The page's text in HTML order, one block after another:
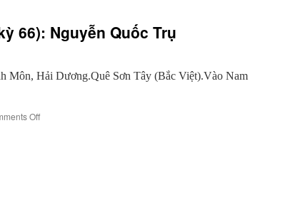
văn
66): Nguyễn Quốc Trụ
Môn, Hải Dương.Quê Sơn Tây (Bắc Việt).Vào Nam
Offon